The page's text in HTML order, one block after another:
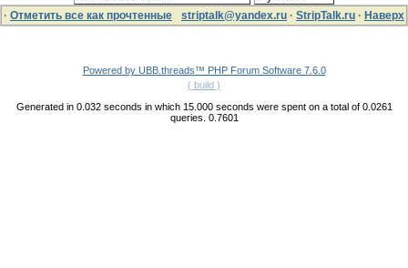
· Отметить все как прочтенные striptalk@yandex.ru · StripTalk.ru · Наверх
Powered by UBB.threads™ PHP Forum Software 7.6.0
( build )
Generated in 0.032 seconds in which 15.000 seconds were spent on a total of 0.0261
queries. 0.7601